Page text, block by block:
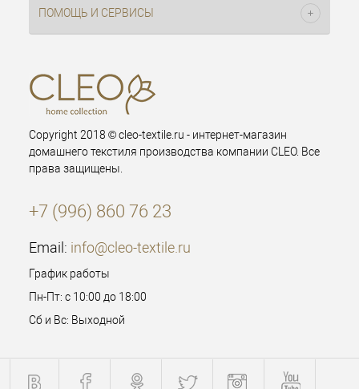
ПОМОЩЬ И СЕРВИСЫ
Copyright 2018 © cleo-textile.ru - интернет-магазин
домашнего текстиля производства компании CLEO. Все
права защищены.
+7 (996) 860 76 23
Email: info@cleo-textile.ru
График работы
Пн-Пт: с 10:00 до 18:00
Сб и Вс: Выходной